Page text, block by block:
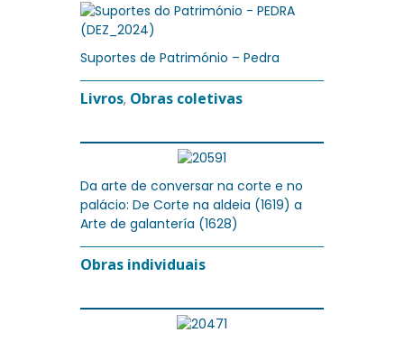
Suportes de Património – Pedra
Livros, Obras coletivas
Da arte de conversar na corte e no
palácio: De Corte na aldeia (1619) a
Arte de galantería (1628)
Obras individuais